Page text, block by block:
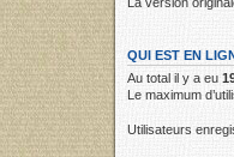
QUI EST EN
Au total il y a eu
Le maximum
Utilisateurs